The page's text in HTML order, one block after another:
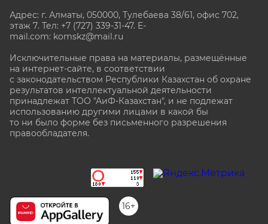
Адрес: г. Алматы, 050000, Тулебаева 38/61, офис 702,
этаж 7. Тел: +7 (727) 339-31-47. E-
mail.com: komskz@mail.ru
Исключительные права на материалы, размещённые
на интернет-сайте, в соответствии
с законодательством Республики Казахстан об охране
результатов интеллектуальной деятельности
принадлежат ТОО "АиФ-Казахстан", и не подлежат
использованию другими лицами в какой бы
то ни было форме без письменного разрешения
правообладателя.
16+